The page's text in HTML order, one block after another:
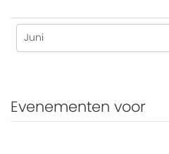
Evenementen voor